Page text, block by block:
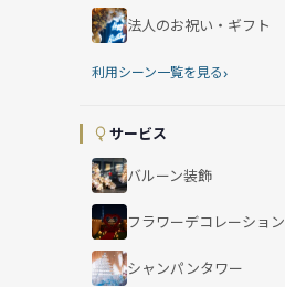
法人のお祝い・ギフト
利用シーン一覧を見る›
サービス
バルーン装飾
フラワーデコレーション
シャンパンタワー